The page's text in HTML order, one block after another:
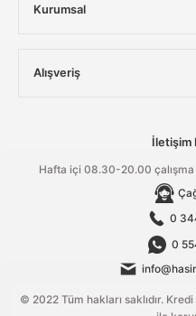
Kurumsal
Alışveriş
İletişim
Hafta içi 08.30-20.00
0
0
© 2022 Tüm hakları saklıdır.